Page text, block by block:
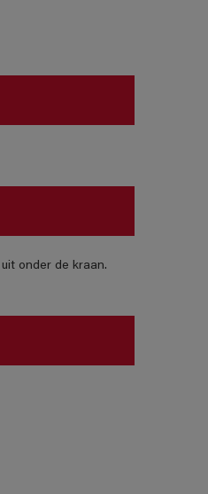
onder de kraan.